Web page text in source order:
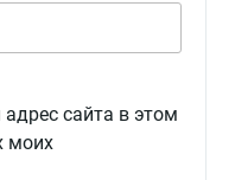
сайта в этом
моих